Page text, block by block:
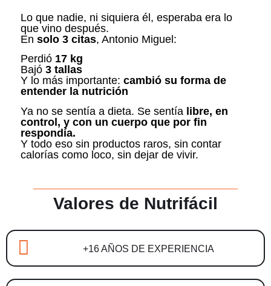
Lo que nadie, ni siquiera él, esperaba era lo
que vino después.
En solo 3 citas, Antonio Miguel:
Perdió 17 kg
Bajó 3 tallas
Y lo más importante: cambió su forma de
entender la nutrición
Ya no se sentía a dieta. Se sentía libre, en
control, y con un cuerpo que por fin
respondía.
Y todo eso sin productos raros, sin contar
calorías como loco, sin dejar de vivir.
Valores de Nutrifácil
+16 AÑOS DE EXPERIENCIA